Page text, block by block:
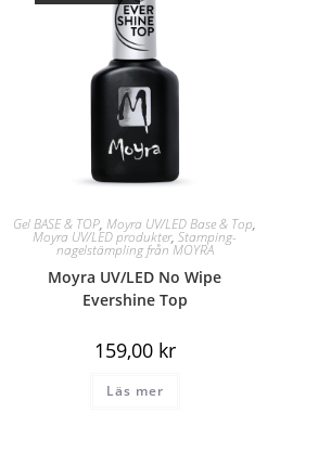
Gel BASE & TOP,Moyra UV/LED Base & Top,
Moyra UV/LED produkter,Stamping-
nagelstämpling från MOYRA
Moyra UV/LED No Wipe
Evershine Top
159,00 kr
Läs mer